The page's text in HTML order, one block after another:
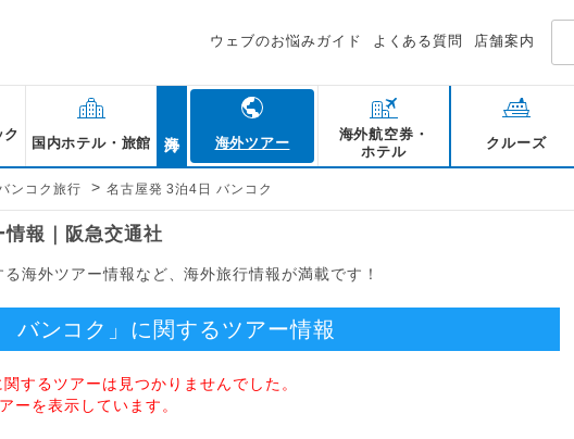
ウェブのお悩みガイド よくある質問 店舗案内
ク
国内ホテル・旅館 海外ツアー
海外航空券・
ホテル
クルーズ
ンコク旅行 > 名古屋発 3泊4日 バンコク
情報｜阪急交通社
海外ツアー情報など、海外旅行情報が満載です！
ンコク」に関するツアー情報
するツアーは見つかりませんでした。
ーを表示しています。